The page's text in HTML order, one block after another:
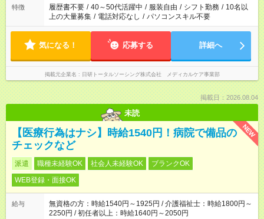
場合は応募できません。
特徴 履歴書不要 / 40～50代活躍中 / 服装自由 / シフト勤務 / 10名以
上の大量募集 / 電話対応なし / パソコンスキル不要
気になる！ 応募する 詳細へ
掲載元企業名 日研トータルソーシング株式会社 メディカルケア事業部
掲載日：2026.08.04
未読
NEW
【医療行為はナシ】時給1540円！病院で備品の
チェックなど
派遣 職種未経験OK 社会人未経験OK
ブランクOK
WEB登録・面接OK
給与
無資格の方：時給1540円～1925円 / 介護福祉士：時給1800円～
2250円 / 初任者以上：時給1640円～2050円